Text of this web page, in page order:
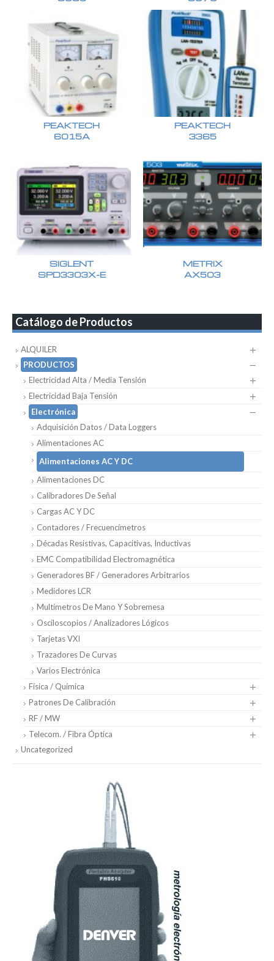
PEAKTECH
6015A
PEAKTECH
3365
SIGLENT
SPD3303X-E
METRIX
AX503
Catálogo de Productos
ALQUILER
PRODUCTOS
Electricidad Alta / Media Tensión
Electricidad Baja Tensión
Electrónica
Adquisición Datos / Data Loggers
Alimentaciones AC
Alimentaciones AC Y DC
Alimentaciones DC
Calibradores De Señal
Cargas AC Y DC
Contadores / Frecuencímetros
Décadas Resistivas, Capacitivas, Inductivas
EMC Compatibilidad Electromagnética
Generadores BF / Generadores Arbitrarios
Medidores LCR
Multímetros De Mano Y Sobremesa
Osciloscopios / Analizadores Lógicos
Tarjetas VXI
Trazadores De Curvas
Varios Electrónica
Física / Química
Patrones De Calibración
RF / MW
Telecom. / Fibra Óptica
Uncategorized